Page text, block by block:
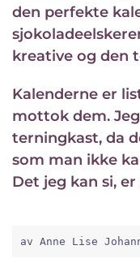
den perfekte
kreative og den
Kalenderne er
mottok dem.
terningkast, da
som man ikke
Det jeg kan si,
av Anne Lise